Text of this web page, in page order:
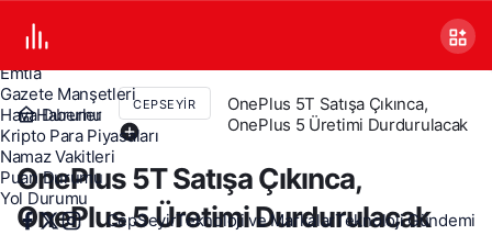
Covid 19
Döviz Kurları
Emtia
Gazete Manşetleri
Hava Durumu
Kripto Para Piyasaları
Namaz Vakitleri
Puan Durumu
Yol Durumu
CepSeyirTeknoloji ve MarkalarTeknoloji Gündemi
Haberler CEPSEYIR
OnePlus 5T Satışa Çıkınca,
OnePlus 5 Üretimi Durdurulacak
OnePlus 5T Satışa Çıkınca,
OnePlus 5 Üretimi Durdurulacak